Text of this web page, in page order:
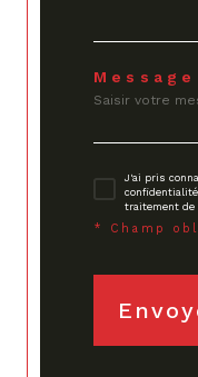
J'ai pris
traitement de
* Champ